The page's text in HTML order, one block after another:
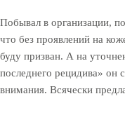
Побывал в организации,
что без проявлений на
буду призван. А на
последнего рецидива» он
внимания. Всячески